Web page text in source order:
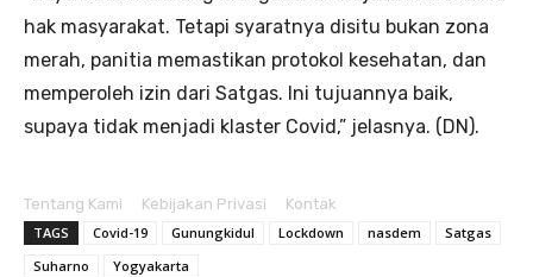
hak masyarakat. Tetapi syaratnya disitu bukan zona
merah, panitia memastikan protokol kesehatan, dan
memperoleh izin dari Satgas. Ini tujuannya baik,
supaya tidak menjadi klaster Covid,” jelasnya. (DN).
Tentang Kami Kebijakan Privasi
Kontak
TAGS
Covid-19 Gunungkidul Lockdown nasdem
Satgas
Suharno
Yogyakarta